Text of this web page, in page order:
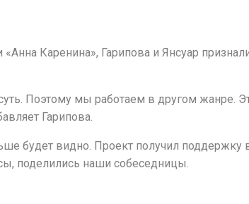
Каренина», Гарипова и Янсуар
Поэтому мы работаем в другом жанре.
Гарипова.
будет видно. Проект получил поддержку
поделились наши собеседницы.